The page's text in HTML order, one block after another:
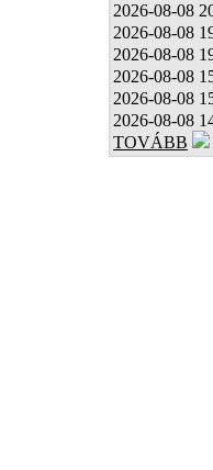
2026-08-08
2026-08-08
2026-08-08
2026-08-08
2026-08-08
2026-08-08
TOVÁBB